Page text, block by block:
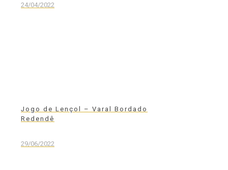
24/04/2022
Jogo de Lençol – Varal Bordado
Redendê
29/06/2022